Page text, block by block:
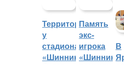
Территорией
у
стадиона
«Шинник»
Память
экс-
игрока
«Шинника»
В